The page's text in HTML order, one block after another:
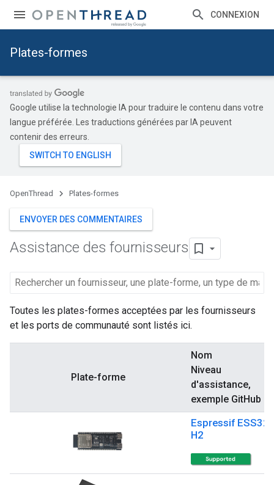
CONNEXION
Plates-formes
Google utilise la technologie IA pour traduire le contenu dans votre
langue préférée. Les traductions générées par IA peuvent
contenir des erreurs.
OpenThread Plates-formes
ENVOYER DES COMMENTAIRES
Assistance des fournisseurs
Toutes les plates-formes acceptées par les fournisseurs
et les ports de communauté sont listés ici.
Plate-forme
Nom
Niveau
d'assistance,
exemple GitHub
Espressif ESS32-
H2